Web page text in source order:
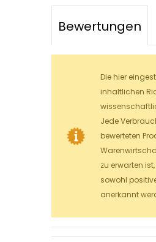
Bewertungen
Die hier
inhaltlichen
Jede
bewerteten
zu erwarten
sowohl
anerkannt